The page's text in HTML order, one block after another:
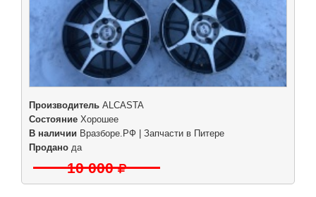
Производитель ALCASTA
Состояние Хорошее
В наличии Вразборе.РФ | Запчасти в Питере
Продано да
10 000